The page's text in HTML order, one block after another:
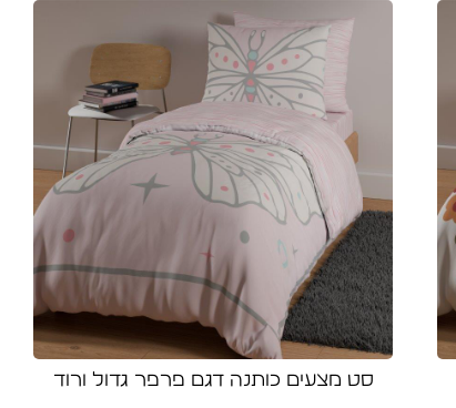
סט מצעים כותנה דגם פרפר גדול ורוד